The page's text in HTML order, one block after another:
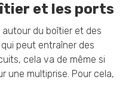
et les ports
autour du boîtier et des
peut entraîner des
cela va de même si
une multiprise. Pour cela,